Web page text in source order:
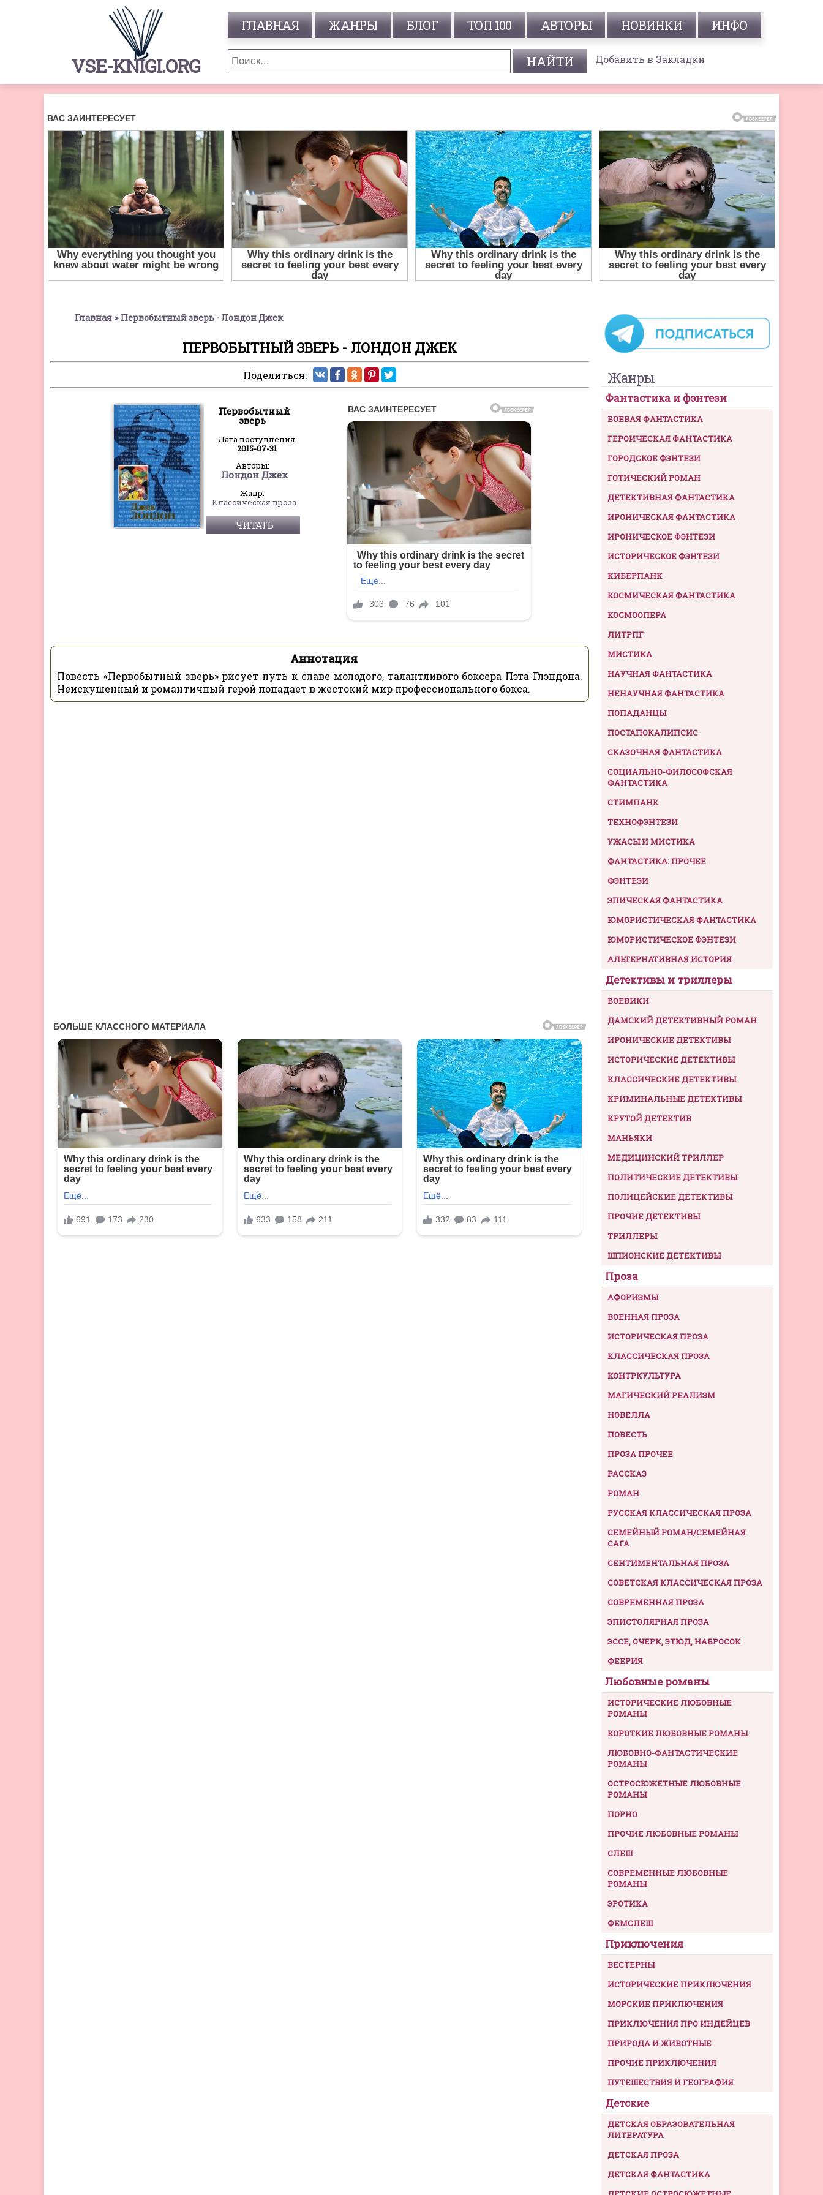
VSE-KNIGI.ORG
ГЛАВНАЯ ЖАНРЫ БЛОГ ТОП 100 АВТОРЫ НОВИНКИ ИНФО
Добавить в Закладки
Главная Первобытный зверь - Лондон Джек
ПЕРВОБЫТНЫЙ ЗВЕРЬ - ЛОНДОН ДЖЕК
Поделиться:
Первобытный
зверь
Дата поступления
2015-07-31
Авторы:
Лондон Джек
Жанр:
Классическая проза
ЧИТАТЬ
Аннотация
Повесть «Первобытный зверь» рисует путь к славе молодого, талантливого боксера Пэта Глэндона.
Неискушенный и романтичный герой попадает в жестокий мир профессионального бокса.
Жанры
Фантастика и фэнтези
БОЕВАЯ ФАНТАСТИКА
ГЕРОИЧЕСКАЯ ФАНТАСТИКА
ГОРОДСКОЕ ФЭНТЕЗИ
ГОТИЧЕСКИЙ РОМАН
ДЕТЕКТИВНАЯ ФАНТАСТИКА
ИРОНИЧЕСКАЯ ФАНТАСТИКА
ИРОНИЧЕСКОЕ ФЭНТЕЗИ
ИСТОРИЧЕСКОЕ ФЭНТЕЗИ
КИБЕРПАНК
КОСМИЧЕСКАЯ ФАНТАСТИКА
КОСМООПЕРА
ЛИТРПГ
МИСТИКА
НАУЧНАЯ ФАНТАСТИКА
НЕНАУЧНАЯ ФАНТАСТИКА
ПОПАДАНЦЫ
ПОСТАПОКАЛИПСИС
СКАЗОЧНАЯ ФАНТАСТИКА
СОЦИАЛЬНО-ФИЛОСОФСКАЯ
ФАНТАСТИКА
СТИМПАНК
ТЕХНОФЭНТЕЗИ
УЖАСЫ И МИСТИКА
ФАНТАСТИКА: ПРОЧЕЕ
ФЭНТЕЗИ
ЭПИЧЕСКАЯ ФАНТАСТИКА
ЮМОРИСТИЧЕСКАЯ ФАНТАСТИКА
ЮМОРИСТИЧЕСКОЕ ФЭНТЕЗИ
АЛЬТЕРНАТИВНАЯ ИСТОРИЯ
Детективы и триллеры
БОЕВИКИ
ДАМСКИЙ ДЕТЕКТИВНЫЙ РОМАН
ИРОНИЧЕСКИЕ ДЕТЕКТИВЫ
ИСТОРИЧЕСКИЕ ДЕТЕКТИВЫ
КЛАССИЧЕСКИЕ ДЕТЕКТИВЫ
КРИМИНАЛЬНЫЕ ДЕТЕКТИВЫ
КРУТОЙ ДЕТЕКТИВ
МАНЬЯКИ
МЕДИЦИНСКИЙ ТРИЛЛЕР
ПОЛИТИЧЕСКИЕ ДЕТЕКТИВЫ
ПОЛИЦЕЙСКИЕ ДЕТЕКТИВЫ
ПРОЧИЕ ДЕТЕКТИВЫ
ТРИЛЛЕРЫ
ШПИОНСКИЕ ДЕТЕКТИВЫ
Проза
АФОРИЗМЫ
ВОЕННАЯ ПРОЗА
ИСТОРИЧЕСКАЯ ПРОЗА
КЛАССИЧЕСКАЯ ПРОЗА
КОНТРКУЛЬТУРА
МАГИЧЕСКИЙ РЕАЛИЗМ
НОВЕЛЛА
ПОВЕСТЬ
ПРОЗА ПРОЧЕЕ
РАССКАЗ
РОМАН
РУССКАЯ КЛАССИЧЕСКАЯ ПРОЗА
СЕМЕЙНЫЙ РОМАН/СЕМЕЙНАЯ
САГА
СЕНТИМЕНТАЛЬНАЯ ПРОЗА
СОВЕТСКАЯ КЛАССИЧЕСКАЯ ПРОЗА
СОВРЕМЕННАЯ ПРОЗА
ЭПИСТОЛЯРНАЯ ПРОЗА
ЭССЕ, ОЧЕРК, ЭТЮД, НАБРОСОК
ФЕЕРИЯ
Любовные романы
ИСТОРИЧЕСКИЕ ЛЮБОВНЫЕ
РОМАНЫ
КОРОТКИЕ ЛЮБОВНЫЕ РОМАНЫ
ЛЮБОВНО-ФАНТАСТИЧЕСКИЕ
РОМАНЫ
ОСТРОСЮЖЕТНЫЕ ЛЮБОВНЫЕ
РОМАНЫ
ПОРНО
ПРОЧИЕ ЛЮБОВНЫЕ РОМАНЫ
СЛЕШ
СОВРЕМЕННЫЕ ЛЮБОВНЫЕ
РОМАНЫ
ЭРОТИКА
ФЕМСЛЕШ
Приключения
ВЕСТЕРНЫ
ИСТОРИЧЕСКИЕ ПРИКЛЮЧЕНИЯ
МОРСКИЕ ПРИКЛЮЧЕНИЯ
ПРИКЛЮЧЕНИЯ ПРО ИНДЕЙЦЕВ
ПРИРОДА И ЖИВОТНЫЕ
ПРОЧИЕ ПРИКЛЮЧЕНИЯ
ПУТЕШЕСТВИЯ И ГЕОГРАФИЯ
Детские
ДЕТСКАЯ ОБРАЗОВАТЕЛЬНАЯ
ЛИТЕРАТУРА
ДЕТСКАЯ ПРОЗА
ДЕТСКАЯ ФАНТАСТИКА